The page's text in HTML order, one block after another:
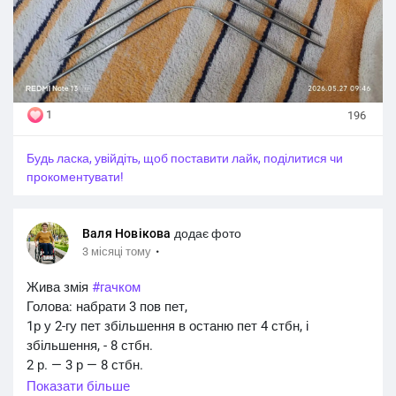
1 196
Будь ласка, увійдіть, щоб поставити лайк, поділитися чи
прокоментувати!
Валя Новікова додає фото
3 місяці тому ·
Жива змія #гачком
Голова: набрати 3 пов пет,
1р у 2-гу пет збільшення в останю пет 4 стбн, і
збільшення, - 8 стбн.
2 р. — 3 р — 8 стбн.
4 р. 4 збільшення, 4 стбн, = 12 пет
Показати більше